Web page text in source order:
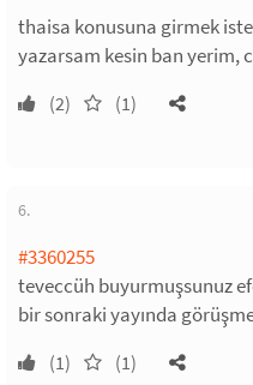
thaisa konusuna girmek
yazarsam kesin ban yerim,
(2) (1)
6.
#3360255
teveccüh buyurmuşsunuz
bir sonraki yayında
(1) (1)